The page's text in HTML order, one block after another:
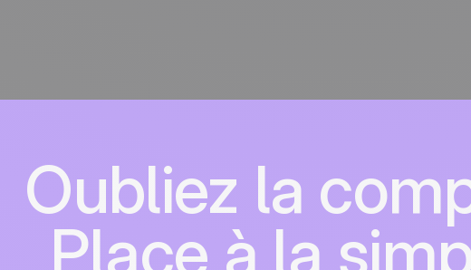
Oubliez la
Place à la